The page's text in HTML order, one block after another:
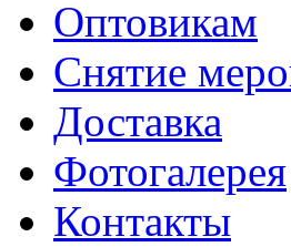
Оптовикам
Снятие
Доставка
Фотогалерея
Контакты